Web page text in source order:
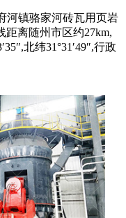
河镇骆家河砖瓦用页岩
距离随州市区约27km,
北纬31°31′49″,行政